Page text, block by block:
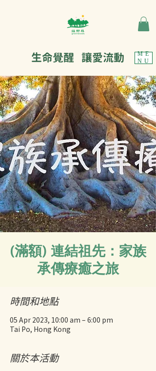
ME
NU
生命覺醒 讓愛流動
(滿額) 連結祖先：家族
承傳療癒之旅
時間和地點
05 Apr 2023, 10:00 am – 6:00 pm
Tai Po, Hong Kong
關於本活動